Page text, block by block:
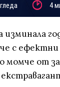
4
изминала
с ефектни
момче от